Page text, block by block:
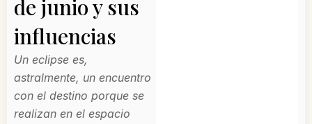
k
-
f
a
m
e
r
de junio y sus
influencias
Un eclipse es,
astralmente, un encuentro
con el destino porque se
realizan en el espacio